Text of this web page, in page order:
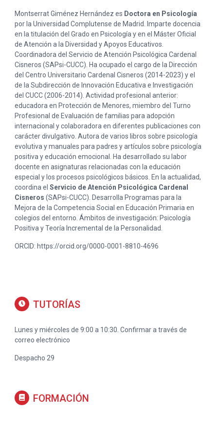
Montserrat Giménez Hernández es Doctora en Psicología
por la Universidad Complutense de Madrid. Imparte docencia
en la titulación del Grado en Psicología y en el Máster Oficial
de Atención a la Diversidad y Apoyos Educativos.
Coordinadora del Servicio de Atención Psicológica Cardenal
Cisneros (SAPsi-CUCC). Ha ocupado el cargo de la Dirección
del Centro Universitario Cardenal Cisneros (2014-2023) y el
de la Subdirección de Innovación Educativa e Investigación
del CUCC (2006-2014). Actividad profesional anterior:
educadora en Protección de Menores, miembro del Turno
Profesional de Evaluación de familias para adopción
internacional y colaboradora en diferentes publicaciones con
carácter divulgativo. Autora de varios libros sobre psicología
evolutiva y manuales para padres y artículos sobre psicología
positiva y educación emocional. Ha desarrollado su labor
docente en asignaturas relacionadas con la educación
especial y los procesos psicológicos básicos. En la actualidad,
coordina el Servicio de Atención Psicológica Cardenal
Cisneros (SAPsi-CUCC). Desarrolla Programas para la
Mejora de la Competencia Social en Educación Primaria en
colegios del entorno. Ámbitos de investigación: Psicología
Positiva y Teoría Incremental de la Personalidad.
ORCID: https://orcid.org/0000-0001-8810-4696
TUTORÍAS
Lunes y miércoles de 9:00 a 10:30. Confirmar a través de
correo electrónico
Despacho 29
FORMACIÓN